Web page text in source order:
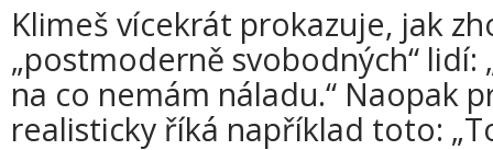
Klimeš vícekrát prokazuje, jak
„postmoderně svobodných“ lidí:
na co nemám náladu.“ Naopak
realisticky říká například toto: